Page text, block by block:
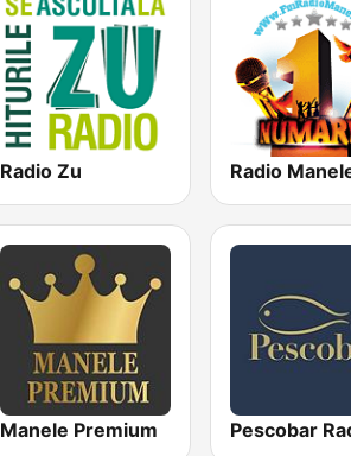
Radio Zu Radio
Manele Premium Pescobar